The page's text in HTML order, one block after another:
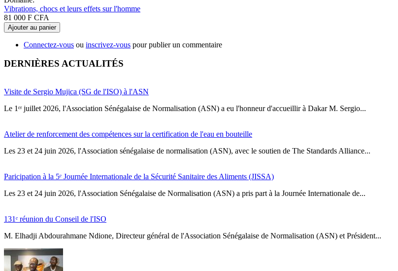
Vibrations, chocs et leurs effets sur l'homme
81 000 F CFA
Ajouter au panier
Connectez-vous ou inscrivez-vous pour publier un commentaire
DERNIÈRES ACTUALITÉS
Visite de Sergio Mujica (SG de l'ISO) à l'ASN
Le 1ᵉʳ juillet 2026, l'Association Sénégalaise de Normalisation (ASN) a eu l'honneur d'accueillir à Dakar M. Sergio...
Atelier de renforcement des compétences sur la certification de l'eau en bouteille
Les 23 et 24 juin 2026, l'Association sénégalaise de normalisation (ASN), avec le soutien de The Standards Alliance...
Paricipation à la 5ᵉ Journée Internationale de la Sécurité Sanitaire des Aliments (JISSA)
‎Les 23 et 24 juin 2026, l'Association Sénégalaise de Normalisation (ASN) a pris part à la Journée Internationale de...
131ᵉ réunion du Conseil de l'ISO
M. Elhadji Abdourahmane Ndione, Directeur général de l'Association Sénégalaise de Normalisation (ASN) et Président...